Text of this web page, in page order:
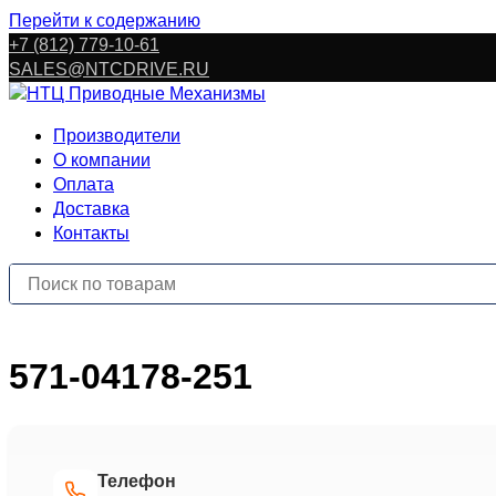
Перейти к содержанию
+7 (812) 779-10-61
SALES@NTCDRIVE.RU
Производители
О компании
Оплата
Доставка
Контакты
571-04178-251
Телефон